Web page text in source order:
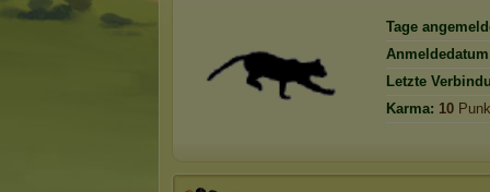
Tage
Letzte
Karma: 10